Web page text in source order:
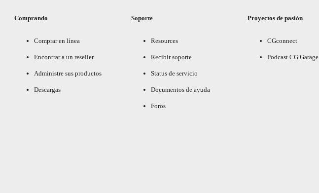
Comprando
Comprar en línea
Encontrar a un reseller
Administre sus productos
Descargas
Soporte
Resources
Recibir soporte
Status de servicio
Documentos de ayuda
Foros
Proyectos de pasión
CGconnect
Podcast CG Garage